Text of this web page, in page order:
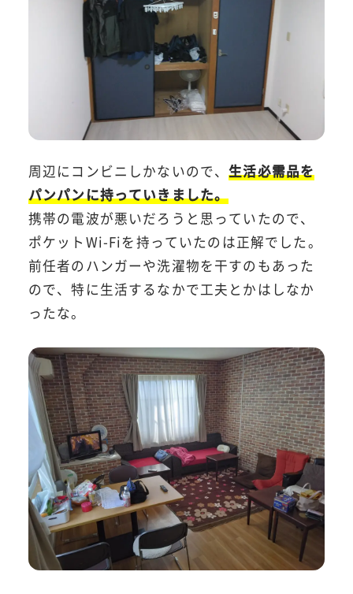
周辺にコンビニしかないので、生活必需品を
パンパンに持っていきました。
携帯の電波が悪いだろうと思っていたので、
ポケットWi-Fiを持っていたのは正解でした。
前任者のハンガーや洗濯物を干すのもあった
ので、特に生活するなかで工夫とかはしなか
ったな。